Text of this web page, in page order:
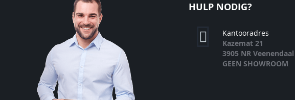
HULP NODIG?
Kantooradres
Kazemat 21
3905 NR Veenendaal
GEEN SHOWROOM